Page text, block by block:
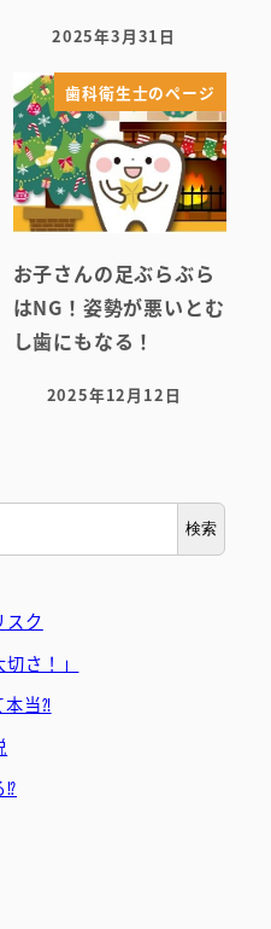
投稿日
2025年3月31日
歯科衛生士のページ
お子さんの足ぶらぶら
はNG！姿勢が悪いとむ
し歯にもなる！
投稿日
2025年12月12日
検索
スク
さ！」
本当⁈
⁉